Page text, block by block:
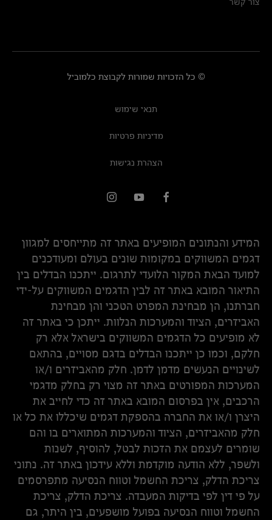
© כל הזכויות שמורות לקבוצת כלמוביל
תנאי שימוש
מדיניות פרטיות
הצהרת נגישות
המידע והנתונים המופיעים באתר זה מתייחסים למגוון
דגמים המשווקים במקומות שונים בעולם ומעודכנים
למועד הבאת המקור הלועדי לתרגום. ייתכנו הבדלים בין
התיאור המובא באתר זה לבין הדגמים המשווקים על-ידי
חברתנו, הן מבחינת המפרט הטכני והן מבחינת
האביזרים, הציוד והמערכות הנלוות. ייתכן כי באתר זה
לא מופיעים כל הדגמים המשווקים בישראל אלא רק
חלקם, וכמו כן ייתכנו הבדלים בדגם מסויים, בהתאם
לשינויים הנעשים מדמן לדמן. חלק מהאביזרים ו/או
המערכות המפורטים באתר זה מצוי רק בחלק מדגמי
הרכבים, אין בפרסום המובא באתר זה כדי לחייב את
היצרן ו/או את החברה בהספקת דגמים שיכללו את כל או
חלק מהאביזרים, הציוד והמערכות המתוארים בו והם
שומרים לעצמם את הזכות לבטל, להוסיף, לשנות
ולשפר, ללא הודעה מוקדמת וללא עידכון באתר זה. נתוני
צריכת הדלק, צריכת החשמל וטווח הנסיעה מתפרסמים
על פי דין לפי בדיקות המעבדה. צריכת הדלק, צריכת
החשמל וטווח הנסיעה בפועל מושפעים, בין היתר, גם